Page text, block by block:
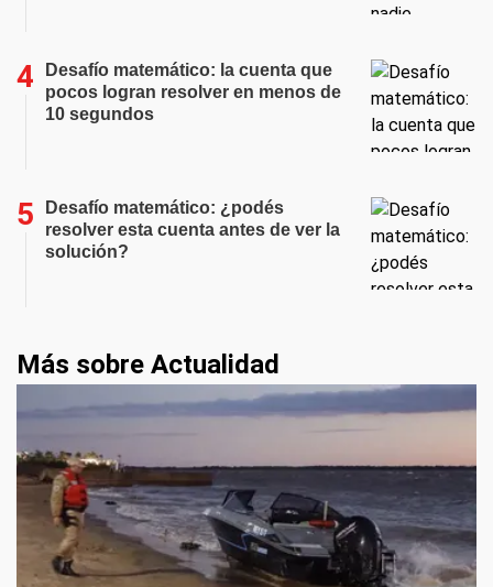
Desafío matemático: la cuenta que
pocos logran resolver en menos de
10 segundos
Desafío matemático: ¿podés
resolver esta cuenta antes de ver la
solución?
Más sobre Actualidad